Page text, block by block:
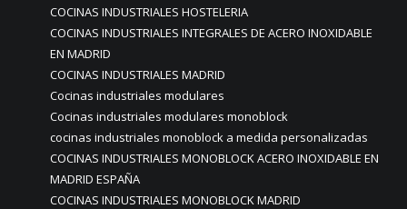
COCINAS INDUSTRIALES HOSTELERIA
COCINAS INDUSTRIALES INTEGRALES DE ACERO INOXIDABLE
EN MADRID
COCINAS INDUSTRIALES MADRID
Cocinas industriales modulares
Cocinas industriales modulares monoblock
cocinas industriales monoblock a medida personalizadas
COCINAS INDUSTRIALES MONOBLOCK ACERO INOXIDABLE EN
MADRID ESPAÑA
COCINAS INDUSTRIALES MONOBLOCK MADRID